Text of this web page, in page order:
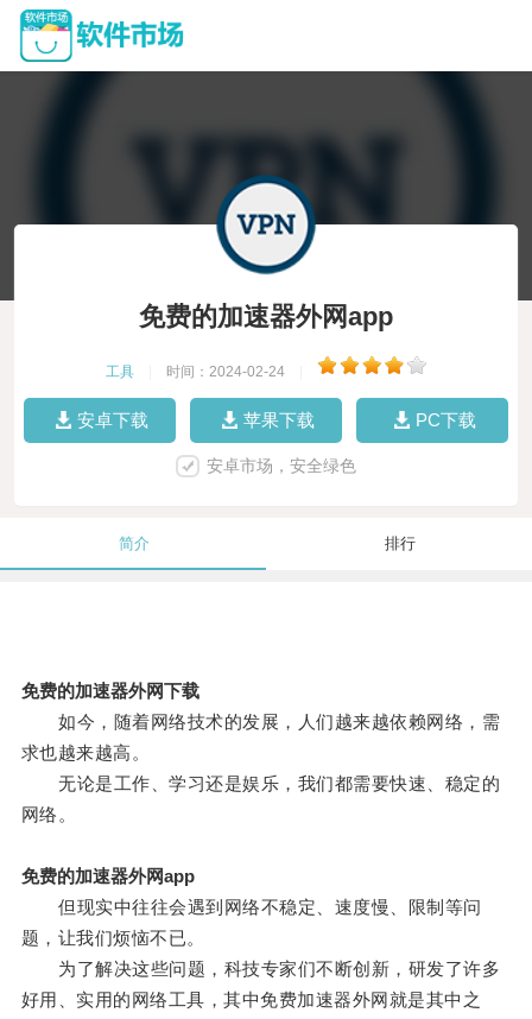
免费的加速器外网app
工具 时间：2024-02-24
安卓下载 苹果下载 PC下载
安卓市场，安全绿色
简介 排行
免费的加速器外网下载
如今，随着网络技术的发展，人们越来越依赖网络，需
求也越来越高。
无论是工作、学习还是娱乐，我们都需要快速、稳定的
网络。
免费的加速器外网app
但现实中往往会遇到网络不稳定、速度慢、限制等问
题，让我们烦恼不已。
为了解决这些问题，科技专家们不断创新，研发了许多
好用、实用的网络工具，其中免费加速器外网就是其中之